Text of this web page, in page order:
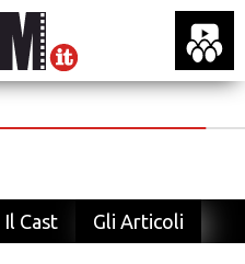
Il Cast Gli Articoli